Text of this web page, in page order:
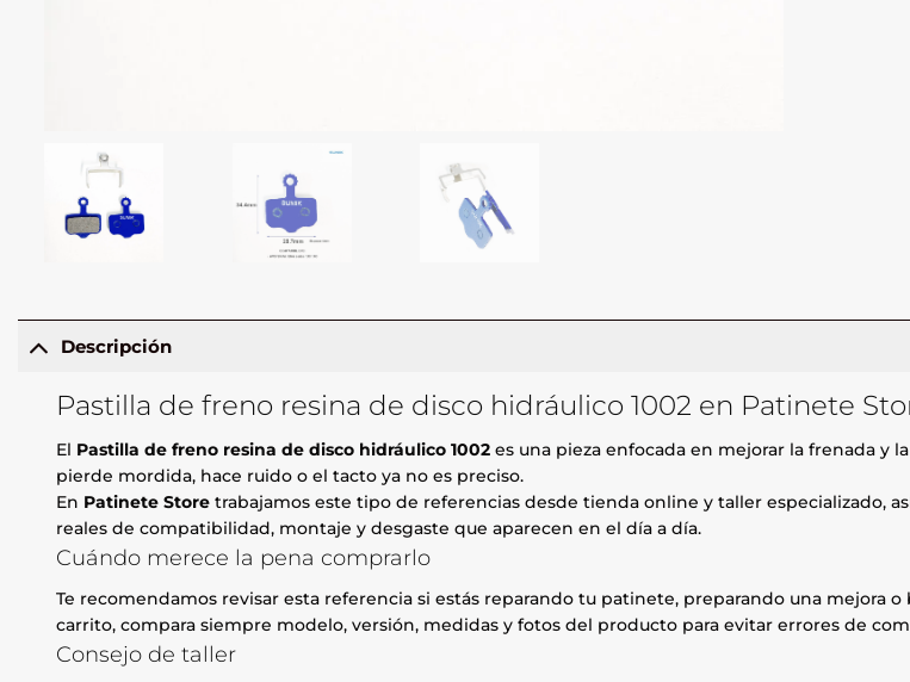
Descripción
Pastilla de freno resina de disco hidráulico 1002 en Patinete
El Pastilla de freno resina de disco hidráulico 1002 es una pieza enfocada en mejorar la frenada y
pierde mordida, hace ruido o el tacto ya no es preciso.
En Patinete Store trabajamos este tipo de referencias desde tienda online y taller especializado,
reales de compatibilidad, montaje y desgaste que aparecen en el día a día.
Cuándo merece la pena comprarlo
Te recomendamos revisar esta referencia si estás reparando tu patinete, preparando una mejora
carrito, compara siempre modelo, versión, medidas y fotos del producto para evitar errores de
Consejo de taller